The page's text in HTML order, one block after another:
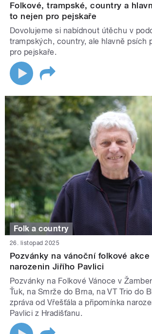
Folkové, trampské, country a
to nejen pro pejskaře
Dovolujeme si nabídnout útěchu v
trampských, country, ale hlavně psích
pro pejskaře.
Folk a country
26. listopad 2025
Pozvánky na vánoční folkové
narozenin Jiřího Pavlici
Pozvánky na Folkové Vánoce v
Ťuk, na Smrže do Brna, na VT Trio do
zpráva od Vřešťála a připomínka
Pavlici z Hradišťanu.